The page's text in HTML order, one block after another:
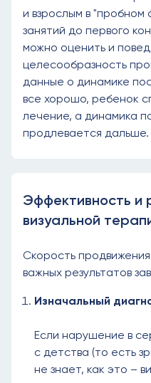
и взрослым в "пробном
занятий до первого
можно оценить и
целесообразность
данные о динамике
все хорошо, ребенок
лечение, а динамика
продлевается дальше.
Эффективность и
визуальной
Скорость
важных результатов
Изначальный
Если нарушение в
с детства (то есть
не знает, как это –